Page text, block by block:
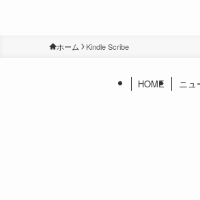
ホーム Kindle Scribe
HOME ニュ